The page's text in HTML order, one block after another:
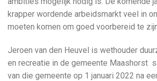
krapper wordende arbeidsmarkt veel in
moeten komen om goed voorbereid te
Jeroen van den Heuvel is wethouder
en recreatie in de gemeente Maashorst
van die gemeente op 1 januari 2022 na